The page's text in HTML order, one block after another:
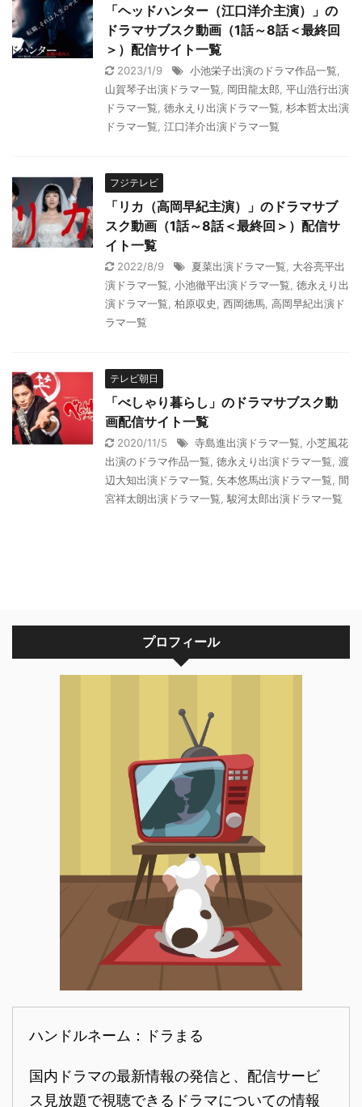
「ヘッドハンター（江口洋介主演）」の
ドラマサブスク動画（1話～8話＜最終回
＞）配信サイト一覧
2023/1/9 小池栄子出演のドラマ作品一覧
山賀琴子出演ドラマ一覧
岡田龍太郎 平山浩行出演
ドラマ一覧 徳永えり出演ドラマ一覧 杉本哲太出演
ドラマ一覧 江口洋介出演ドラマ一覧
フジテレビ
「リカ（高岡早紀主演）」のドラマサブ
スク動画（1話～8話＜最終回＞）配信サ
イト一覧
2022/8/9 夏菜出演ドラマ一覧
大谷亮平出
演ドラマ一覧 小池徹平出演ドラマ一覧 徳永えり出
演ドラマ一覧 柏原収史 西岡徳馬 高岡早紀出演ド
ラマ一覧
テレビ朝日
「べしゃり暮らし」のドラマサブスク動
画配信サイト一覧
2020/11/5 寺島進出演ドラマ一覧 小芝風花
出演のドラマ作品一覧 徳永えり出演ドラマ一覧 渡
辺大知出演ドラマ一覧
矢本悠馬出演ドラマ一覧
間
宮祥太朗出演ドラマ一覧 駿河太郎出演ドラマ一覧
プロフィール
ハンドルネーム：ドラまる
国内ドラマの最新情報の発信と、配信サービ
ス見放題で視聴できるドラマについての情報